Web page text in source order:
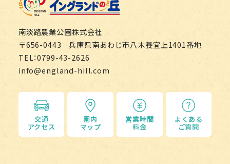
南淡路農業公園株式会社
〒656-0443 兵庫県南あわじ市八木養宜上1401番地
TEL：0799-43-2626
info@england-hill.com
交通
アクセス
園内
マップ
営業時間
料金
よくある
ご質問